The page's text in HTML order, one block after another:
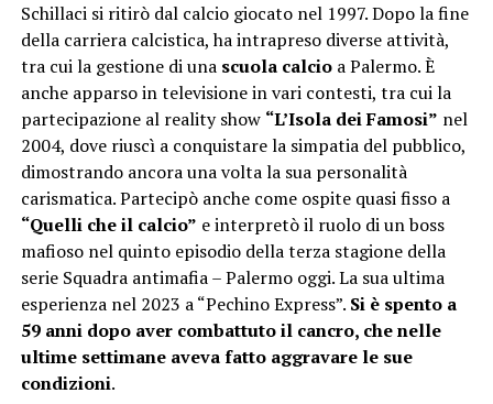
Schillaci si ritirò dal calcio giocato nel 1997. Dopo la fine
della carriera calcistica, ha intrapreso diverse attività,
tra cui la gestione di una scuola calcioa Palermo. È
anche apparso in televisione in vari contesti, tra cui la
partecipazione al reality show “L’Isola dei Famosi” nel
2004, dove riuscì a conquistare la simpatia del pubblico,
dimostrando ancora una volta la sua personalità
carismatica. Partecipò anche come ospite quasi fisso a
“Quelli che il calcio” e interpretò il ruolo di un boss
mafioso nel quinto episodio della terza stagione della
serie Squadra antimafia – Palermo oggi. La sua ultima
esperienza nel 2023 a “Pechino Express”. Si è spento a
59 anni dopo aver combattuto il cancro, che nelle
ultime settimane aveva fatto aggravare le sue
condizioni.